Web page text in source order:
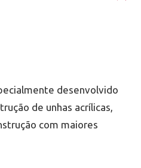
desenvolvido
de unhas acrílicas,
com maiores